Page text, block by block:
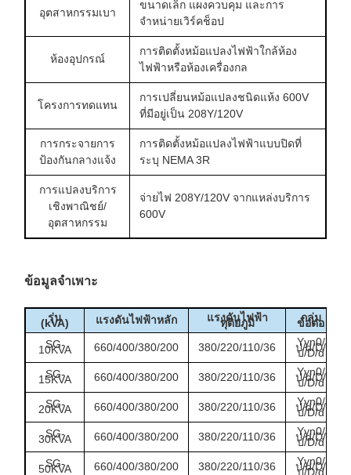
อุตสาหกรรมเบา
ขนาดเล็ก แผงควบคุม และการ
จำหน่ายเวิร์คช็อป
ห้องอุปกรณ์
การติดตั้งหม้อแปลงไฟฟ้าใกล้ห้อง
ไฟฟ้าหรือห้องเครื่องกล
โครงการทดแทน
การเปลี่ยนหม้อแปลงชนิดแห้ง 600V
ที่มีอยู่เป็น 208Y/120V
การกระจายการ
ป้องกันกลางแจ้ง
การติดตั้งหม้อแปลงไฟฟ้าแบบปิดที่
ระบุ NEMA 3R
การแปลงบริการ
เชิงพาณิชย์/
อุตสาหกรรม
จ่ายไฟ 208Y/120V จากแหล่งบริการ
600V
ข้อมูลจำเพาะ
รุ่น
(kVA) แรงดันไฟฟ้าหลัก แรงดันไฟฟ้า
ทุติยภูมิ กลุ่ม
ข้อต่อ
SG-
10KVA 660/400/380/200 380/220/110/36 Yyn0/
ป/d/D/
ป/D/d
SG-
15KVA 660/400/380/200 380/220/110/36 Yyn0/
ป/d/D/
ป/D/d
SG-
20KVA 660/400/380/200 380/220/110/36 Yyn0/
ป/d/D/
ป/D/d
SG-
30KVA 660/400/380/200 380/220/110/36 Yyn0/
ป/d/D/
ป/D/d
SG-
50KVA 660/400/380/200 380/220/110/36 Yyn0/
ป/d/D/
ป/D/d